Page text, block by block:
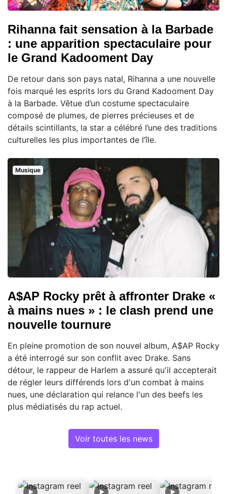
Rihanna fait sensation à la Barbade
: une apparition spectaculaire pour
le Grand Kadooment Day
De retour dans son pays natal, Rihanna a une nouvelle
fois marqué les esprits lors du Grand Kadooment Day
à la Barbade. Vêtue d’un costume spectaculaire
composé de plumes, de pierres précieuses et de
détails scintillants, la star a célébré l’une des traditions
culturelles les plus importantes de l’île.
Musique
A$AP Rocky prêt à affronter Drake «
à mains nues » : le clash prend une
nouvelle tournure
En pleine promotion de son nouvel album, A$AP Rocky
a été interrogé sur son conflit avec Drake. Sans
détour, le rappeur de Harlem a assuré qu'il accepterait
de régler leurs différends lors d'un combat à mains
nues, une déclaration qui relance l'un des beefs les
plus médiatisés du rap actuel.
Voir toutes les news